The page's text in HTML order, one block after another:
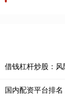
借钱杠杆炒股：
国内配资平台排